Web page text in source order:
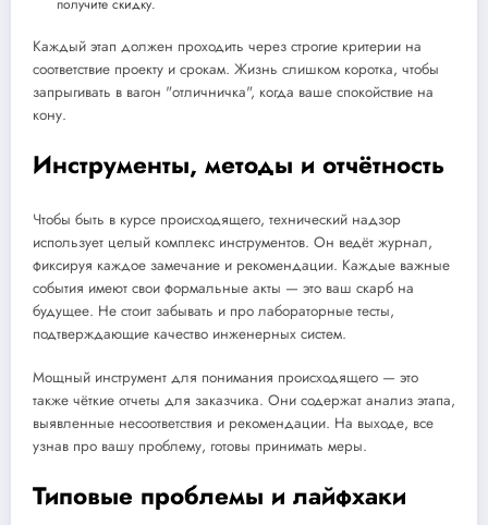
получите скидку.
Каждый этап должен проходить через строгие критерии на
соответствие проекту и срокам. Жизнь слишком коротка, чтобы
запрыгивать в вагон "отличничка", когда ваше спокойствие на
кону.
Инструменты, методы и отчётность
Чтобы быть в курсе происходящего, технический надзор
использует целый комплекс инструментов. Он ведёт журнал,
фиксируя каждое замечание и рекомендации. Каждые важные
события имеют свои формальные акты — это ваш скарб на
будущее. Не стоит забывать и про лабораторные тесты,
подтверждающие качество инженерных систем.
Мощный инструмент для понимания происходящего — это
также чёткие отчеты для заказчика. Они содержат анализ этапа,
выявленные несоответствия и рекомендации. На выходе, все
узнав про вашу проблему, готовы принимать меры.
Типовые проблемы и лайфхаки